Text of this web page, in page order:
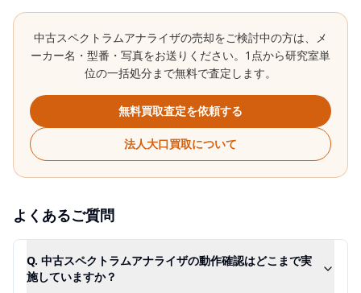
中古スペクトラムアナライザの売却をご検討中の方は、メ
ーカー名・型番・写真をお送りください。1点から研究室単
位の一括処分まで無料で査定します。
無料買取査定を依頼する
法人大口買取について
よくあるご質問
Q. 中古スペクトラムアナライザの動作確認はどこまで実
施していますか？